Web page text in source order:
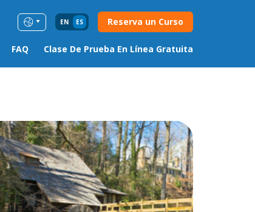
EN ES Reserva un Curso
FAQ Clase De Prueba En Línea Gratuita